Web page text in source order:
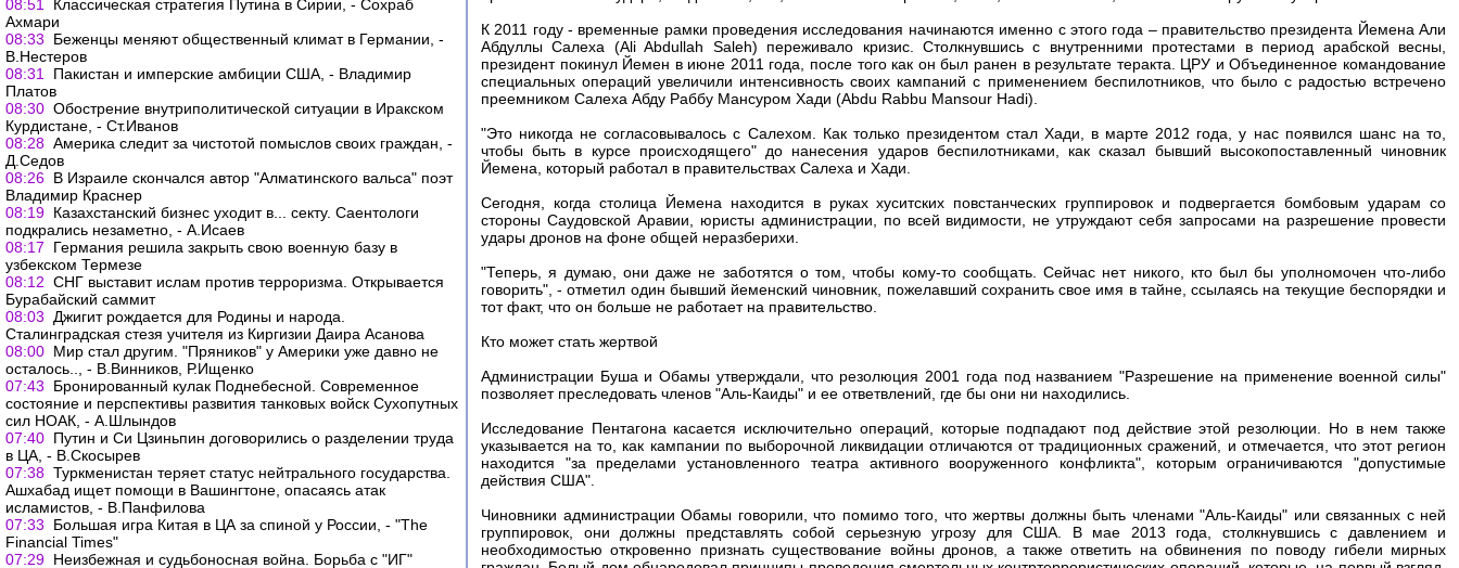
08:51
Классическая стратегия Путина в Сирии, - Сохраб
Ахмари
08:33
Беженцы меняют общественный климат в Германии, -
В.Нестеров
08:31
Пакистан и имперские амбиции США, - Владимир
Платов
08:30 Обострение внутриполитической ситуации в Иракском
Курдистане, - Ст.Иванов
08:28 Америка следит за чистотой помыслов своих граждан, -
Д.Седов
08:26 В Израиле скончался автор "Алматинского вальса" поэт
Владимир Краснер
08:19 Казахстанский бизнес уходит в... секту. Саентологи
подкрались незаметно, - А.Исаев
08:17
Германия решила закрыть свою военную базу в
узбекском Термезе
08:12 СНГ выставит ислам против терроризма. Открывается
Бурабайский саммит
08:03
Джигит рождается для Родины и народа.
Сталинградская стезя учителя из Киргизии Даира Асанова
08:00 Мир стал другим. "Пряников" у Америки уже давно не
осталось.., - В.Винников, Р.Ищенко
07:43
Бронированный кулак Поднебесной. Современное
состояние и перспективы развития танковых войск Сухопутных
сил НОАК, - А.Шлындов
07:40 Путин и Си Цзиньпин договорились о разделении труда
в ЦА, - В.Скосырев
07:38 Туркменистан теряет статус нейтрального государства.
Ашхабад ищет помощи в Вашингтоне, опасаясь атак
исламистов, - В.Панфилова
07:33
Большая игра Китая в ЦА за спиной у России, - "The
Financial Times"
07:29 Неизбежная и судьбоносная война. Борьба с "ИГ"
К 2011 году - временные рамки проведения исследования начинаются именно с этого года – правительство президента Йемена Али
Абдуллы Салеха (Ali Abdullah Saleh) переживало кризис. Столкнувшись с внутренними протестами в период арабской весны,
президент покинул Йемен в июне 2011 года, после того как он был ранен в результате теракта. ЦРУ и Объединенное командование
специальных операций увеличили интенсивность своих кампаний с применением беспилотников, что было с радостью встречено
преемником Салеха Абду Раббу Мансуром Хади (Abdu Rabbu Mansour Hadi).
"Это никогда не согласовывалось с Салехом. Как только президентом стал Хади, в марте 2012 года, у нас появился шанс на то,
чтобы быть в курсе происходящего" до нанесения ударов беспилотниками, как сказал бывший высокопоставленный чиновник
Йемена, который работал в правительствах Салеха и Хади.
Сегодня, когда столица Йемена находится в руках хуситских повстанческих группировок и подвергается бомбовым ударам со
стороны Саудовской Аравии, юристы администрации, по всей видимости, не утруждают себя запросами на разрешение провести
удары дронов на фоне общей неразберихи.
"Теперь, я думаю, они даже не заботятся о том, чтобы кому-то сообщать. Сейчас нет никого, кто был бы уполномочен что-либо
говорить", - отметил один бывший йеменский чиновник, пожелавший сохранить свое имя в тайне, ссылаясь на текущие беспорядки и
тот факт, что он больше не работает на правительство.
Кто может стать жертвой
Администрации Буша и Обамы утверждали, что резолюция 2001 года под названием "Разрешение на применение военной силы"
позволяет преследовать членов "Аль-Каиды" и ее ответвлений, где бы они ни находились.
Исследование Пентагона касается исключительно операций, которые подпадают под действие этой резолюции. Но в нем также
указывается на то, как кампании по выборочной ликвидации отличаются от традиционных сражений, и отмечается, что этот регион
находится "за пределами установленного театра активного вооруженного конфликта", которым ограничиваются "допустимые
действия США".
Чиновники администрации Обамы говорили, что помимо того, что жертвы должны быть членами "Аль-Каиды" или связанных с ней
группировок, они должны представлять собой серьезную угрозу для США. В мае 2013 года, столкнувшись с давлением и
необходимостью откровенно признать существование войны дронов, а также ответить на обвинения по поводу гибели мирных